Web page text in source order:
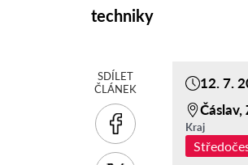
techniky
SDÍLET
ČLÁNEK
12. 7.
Kraj